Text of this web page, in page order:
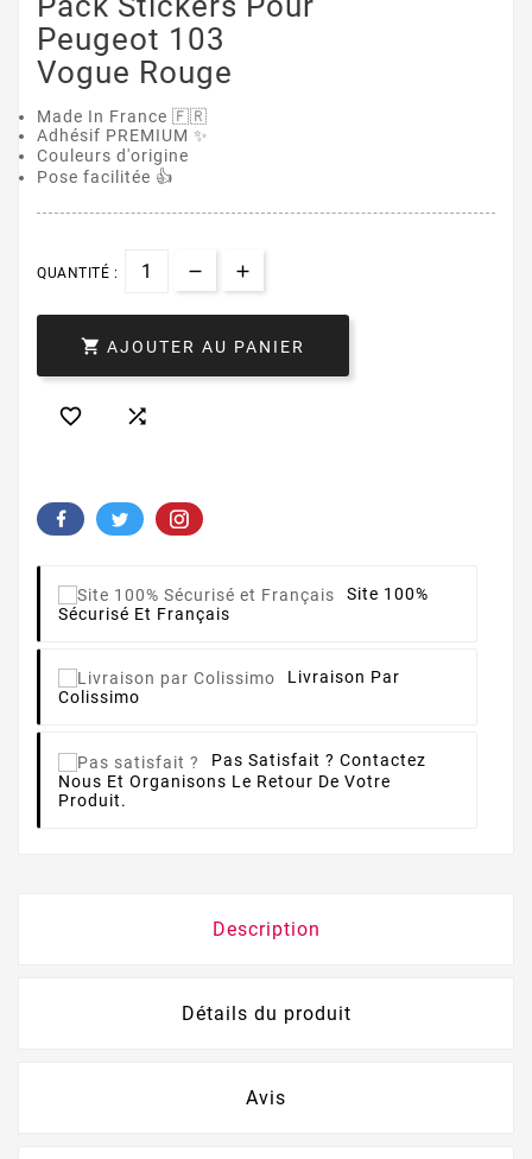
Peugeot 103
Vogue Rouge
Made In France 🇫🇷
Adhésif PREMIUM ✨
Couleurs d'origine
Pose facilitée 👍
QUANTITÉ :
 AJOUTER AU PANIER
 
Site 100%
Sécurisé Et Français
Livraison Par
Colissimo
Pas Satisfait ? Contactez
Nous Et Organisons Le Retour De Votre
Produit.
Description
Détails du produit
Avis